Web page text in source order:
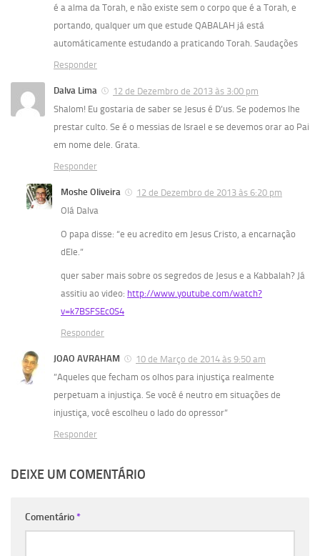
é a alma da Torah, e não existe sem o corpo que é a Torah, e
portando, qualquer um que estude QABALAH já está
automáticamente estudando a praticando Torah. Saudações
Responder
Dalva Lima
12 de Dezembro de 2013 às 3:00 pm
Shalom! Eu gostaria de saber se Jesus é D’us. Se podemos lhe
prestar culto. Se é o messias de Israel e se devemos orar ao Pai
em nome dele. Grata.
Responder
Moshe Oliveira
12 de Dezembro de 2013 às 6:20 pm
Olá Dalva
O papa disse: “e eu acredito em Jesus Cristo, a encarnação
dEle.”
quer saber mais sobre os segredos de Jesus e a Kabbalah? Já
assitiu ao video: http://www.youtube.com/watch?
v=k7BSFSEc0S4
Responder
JOAO AVRAHAM
10 de Março de 2014 às 9:50 am
”Aqueles que fecham os olhos para injustiça realmente
perpetuam a injustiça. Se você é neutro em situações de
injustiça, você escolheu o lado do opressor”
Responder
DEIXE UM COMENTÁRIO
Comentário*